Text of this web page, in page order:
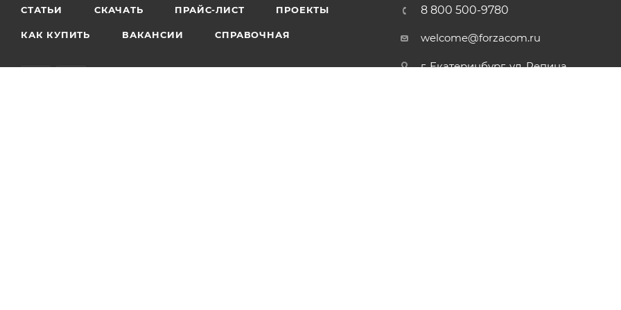
СТАТЬИ СКАЧАТЬ ПРАЙС-ЛИСТ ПРОЕКТЫ
КАК КУПИТЬ ВАКАНСИИ СПРАВОЧНАЯ
8 800 500-9780
welcome@forzacom.ru
г. Екатеринбург, ул. Репина